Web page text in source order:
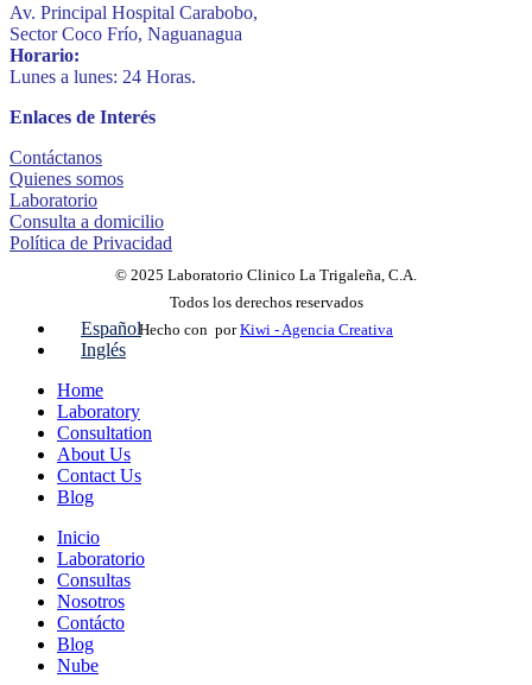
Av. Principal Hospital Carabobo,
Sector Coco Frío, Naguanagua
Horario:
Lunes a lunes: 24 Horas.
Enlaces de Interés
Contáctanos
Quienes somos
Laboratorio
Consulta a domicilio
Política de Privacidad
© 2025 Laboratorio Clinico La Trigaleña, C.A.
Todos los derechos reservados
Hecho con porKiwi - Agencia Creativa
Español
Inglés
Home
Laboratory
Consultation
About Us
Contact Us
Blog
Inicio
Laboratorio
Consultas
Nosotros
Contácto
Blog
Nube